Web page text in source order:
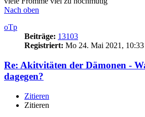
Nach oben
oTp
Beiträge: 13103
Registriert: Mo 24. Mai 2021, 10:33
Re: Akitvitäten der Dämonen -
dagegen?
Zitieren
Zitieren